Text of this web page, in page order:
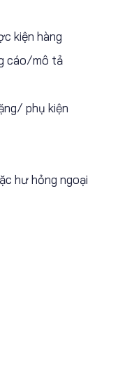
kiện hàng
cáo/mô tả
phụ kiện
hư hỏng ngoại